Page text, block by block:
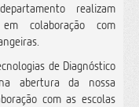
realizam
colaboração com
de Diagnóstico
abertura da nossa
com as escolas